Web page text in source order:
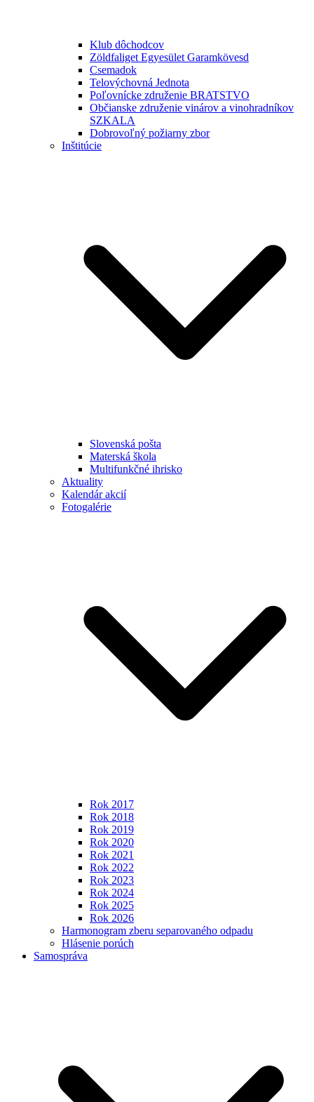
Klub dôchodcov
Zöldfaliget Egyesület Garamkövesd
Csemadok
Telovýchovná Jednota
Poľovnícke združenie BRATSTVO
Občianske združenie vinárov a vinohradníkov
SZKALA
Dobrovoľný požiarny zbor
Inštitúcie
Slovenská pošta
Materská škola
Multifunkčné ihrisko
Aktuality
Kalendár akcií
Fotogalérie
Rok 2017
Rok 2018
Rok 2019
Rok 2020
Rok 2021
Rok 2022
Rok 2023
Rok 2024
Rok 2025
Rok 2026
Harmonogram zberu separovaného odpadu
Hlásenie porúch
Samospráva